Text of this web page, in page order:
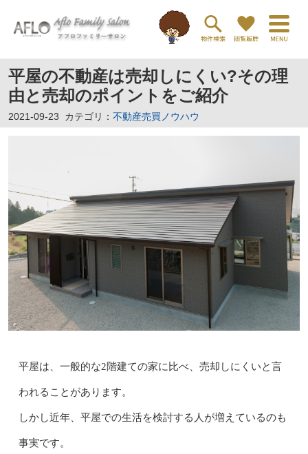
平屋の不動産は売却しにくい?その理
由と売却のポイントをご紹介
2021-09-23 カテゴリ： 不動産売買ノウハウ
平屋は、一般的な2階建ての家に比べ、売却しにくいと言
われることがあります。
しかし近年、平屋での生活を検討する人が増えているのも
事実です。